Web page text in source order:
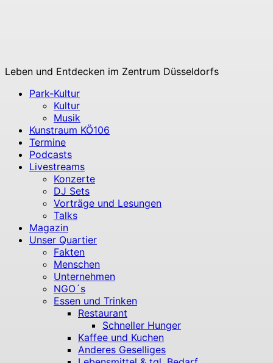
Leben und Entdecken im Zentrum Düsseldorfs
Park-Kultur
Kultur
Musik
Kunstraum KÖ106
Termine
Podcasts
Livestreams
Konzerte
DJ Sets
Vorträge und Lesungen
Talks
Magazin
Unser Quartier
Fakten
Menschen
Unternehmen
NGO´s
Essen und Trinken
Restaurant
Schneller Hunger
Kaffee und Kuchen
Anderes Geselliges